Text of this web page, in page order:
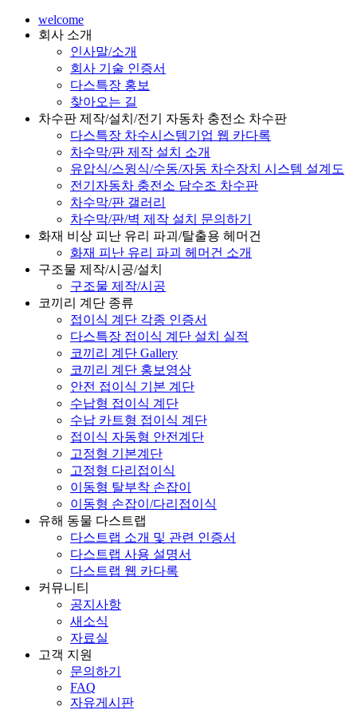
welcome
회사 소개
인사말/소개
회사 기술 인증서
다스특장 홍보
찾아오는 길
차수판 제작/설치/전기 자동차 충전소 차수판
다스특장 차수시스템기업 웹 카다록
차수막/판 제작 설치 소개
유압식/스윙식/수동/자동 차수장치 시스템 설계도
전기자동차 충전소 담수조 차수판
차수막/판 갤러리
차수막/판/벽 제작 설치 문의하기
화재 비상 피난 유리 파괴/탈출용 헤머건
화재 피난 유리 파괴 헤머건 소개
구조물 제작/시공/설치
구조물 제작/시공
코끼리 계단 종류
접이식 계단 각종 인증서
다스특장 접이식 계단 설치 실적
코끼리 계단 Gallery
코끼리 계단 홍보영상
안전 접이식 기본 계단
수납형 접이식 계단
수납 카트형 접이식 계단
접이식 자동형 안전계단
고정형 기본계단
고정형 다리접이식
이동형 탈부착 손잡이
이동형 손잡이/다리접이식
유해 동물 다스트랩
다스트랩 소개 및 관련 인증서
다스트랩 사용 설명서
다스트랩 웹 카다록
커뮤니티
공지사항
새소식
자료실
고객 지원
문의하기
FAQ
자유게시판